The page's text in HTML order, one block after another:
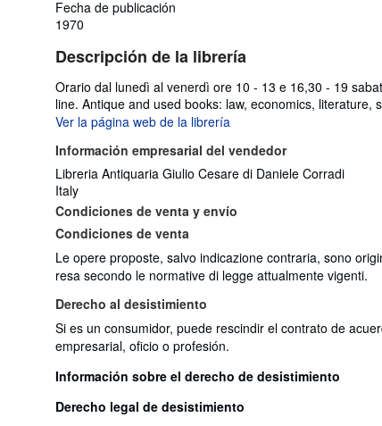
Fecha de publicación
1970
Descripción de la librería
Orario dal lunedì al venerdì ore 10 - 13 e 16,30 - 19
line. Antique and used books: law, economics, literature,
Ver la página web de la librería
Información empresarial del vendedor
Libreria Antiquaria Giulio Cesare di Daniele Corradi
Italy
Condiciones de venta y envío
Condiciones de venta
Le opere proposte, salvo indicazione contraria, sono
resa secondo le normative di legge attualmente vigenti.
Derecho al desistimiento
Si es un consumidor, puede rescindir el contrato de
empresarial, oficio o profesión.
Información sobre el derecho de desistimiento
Derecho legal de desistimiento